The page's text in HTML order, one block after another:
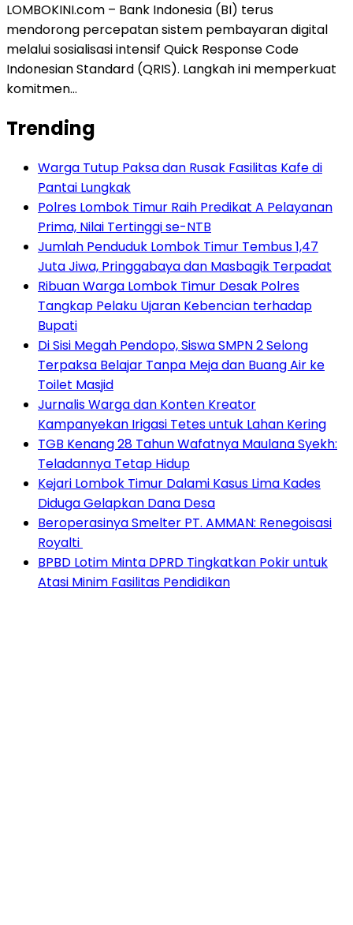
LOMBOKINI.com – Bank Indonesia (BI) terus
mendorong percepatan sistem pembayaran digital
melalui sosialisasi intensif Quick Response Code
Indonesian Standard (QRIS). Langkah ini memperkuat
komitmen…
Trending
Warga Tutup Paksa dan Rusak Fasilitas Kafe di
Pantai Lungkak
Polres Lombok Timur Raih Predikat A Pelayanan
Prima, Nilai Tertinggi se-NTB
Jumlah Penduduk Lombok Timur Tembus 1,47
Juta Jiwa, Pringgabaya dan Masbagik Terpadat
Ribuan Warga Lombok Timur Desak Polres
Tangkap Pelaku Ujaran Kebencian terhadap
Bupati
Di Sisi Megah Pendopo, Siswa SMPN 2 Selong
Terpaksa Belajar Tanpa Meja dan Buang Air ke
Toilet Masjid
Jurnalis Warga dan Konten Kreator
Kampanyekan Irigasi Tetes untuk Lahan Kering
TGB Kenang 28 Tahun Wafatnya Maulana Syekh:
Teladannya Tetap Hidup
Kejari Lombok Timur Dalami Kasus Lima Kades
Diduga Gelapkan Dana Desa
Beroperasinya Smelter PT. AMMAN: Renegoisasi
Royalti
BPBD Lotim Minta DPRD Tingkatkan Pokir untuk
Atasi Minim Fasilitas Pendidikan